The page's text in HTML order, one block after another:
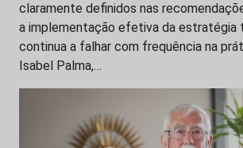
claramente definidos nas
a implementação efetiva da
continua a falhar com frequência na
Isabel Palma,…